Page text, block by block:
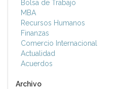
Bolsa de Trabajo
MBA
Recursos Humanos
Finanzas
Comercio Internacional
Actualidad
Acuerdos
Archivo